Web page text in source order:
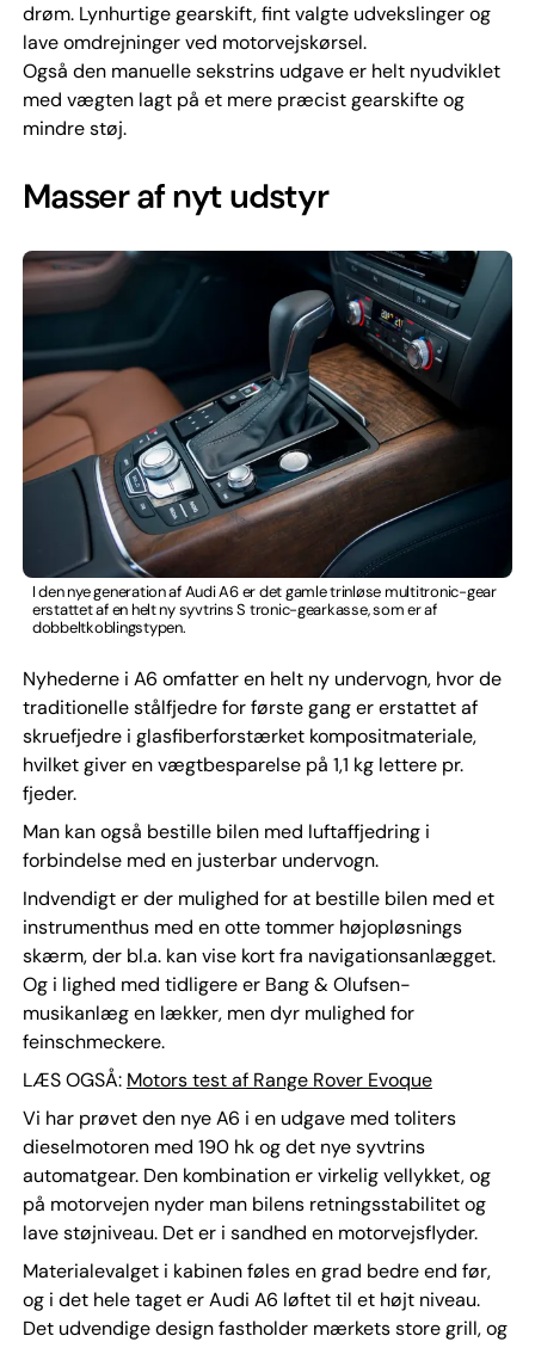
drøm. Lynhurtige gearskift, fint valgte udvekslinger og
lave omdrejninger ved motorvejskørsel.
Også den manuelle sekstrins udgave er helt nyudviklet
med vægten lagt på et mere præcist gearskifte og
mindre støj.
Masser af nyt udstyr
I den nye generation af Audi A6 er det gamle trinløse multitronic-gear
erstattet af en helt ny syvtrins S tronic-gearkasse, som er af
dobbeltkoblingstypen.
Nyhederne i A6 omfatter en helt ny undervogn, hvor de
traditionelle stålfjedre for første gang er erstattet af
skruefjedre i glasfiberforstærket kompositmateriale,
hvilket giver en vægtbesparelse på 1,1 kg lettere pr.
fjeder.
Man kan også bestille bilen med luftaffjedring i
forbindelse med en justerbar undervogn.
Indvendigt er der mulighed for at bestille bilen med et
instrumenthus med en otte tommer højopløsnings
skærm, der bl.a. kan vise kort fra navigationsanlægget.
Og i lighed med tidligere er Bang & Olufsen-
musikanlæg en lækker, men dyr mulighed for
feinschmeckere.
LÆS OGSÅ: Motors test af Range Rover Evoque
Vi har prøvet den nye A6 i en udgave med toliters
dieselmotoren med 190 hk og det nye syvtrins
automatgear. Den kombination er virkelig vellykket, og
på motorvejen nyder man bilens retningsstabilitet og
lave støjniveau. Det er i sandhed en motorvejsflyder.
Materialevalget i kabinen føles en grad bedre end før,
og i det hele taget er Audi A6 løftet til et højt niveau.
Det udvendige design fastholder mærkets store grill, og